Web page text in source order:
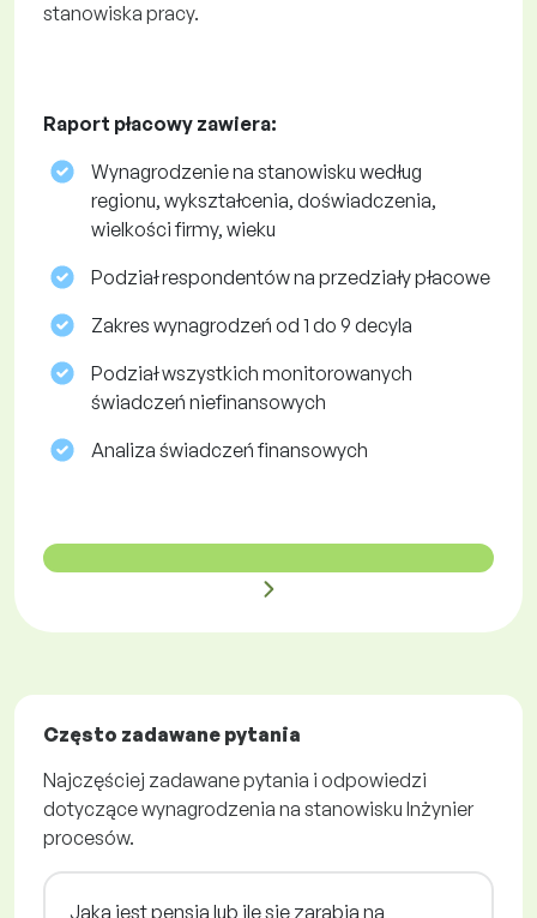
stanowiska pracy.
Raport płacowy zawiera:
Wynagrodzenie na stanowisku według
regionu, wykształcenia, doświadczenia,
wielkości firmy, wieku
Podział respondentów na przedziały płacowe
Zakres wynagrodzeń od 1 do 9 decyla
Podział wszystkich monitorowanych
świadczeń niefinansowych
Analiza świadczeń finansowych
Często zadawane pytania
Najczęściej zadawane pytania i odpowiedzi
dotyczące wynagrodzenia na stanowisku Inżynier
procesów.
Jaka jest pensja lub ile się zarabia na